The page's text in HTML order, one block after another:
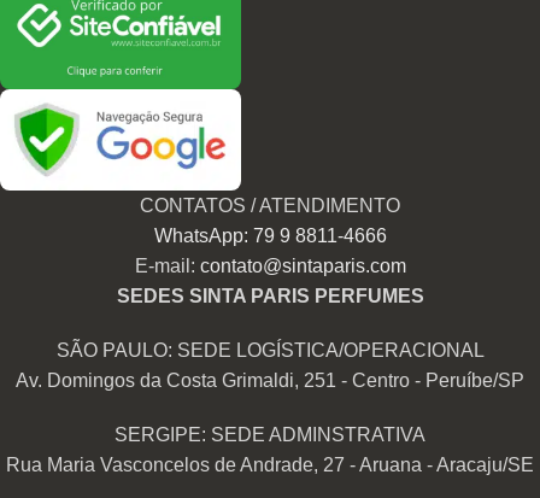
CONTATOS / ATENDIMENTO
WhatsApp: 79 9 8811-4666
E-mail: contato@sintaparis.com
SEDES SINTA PARIS PERFUMES
SÃO PAULO: SEDE LOGÍSTICA/OPERACIONAL
Av. Domingos da Costa Grimaldi, 251 - Centro - Peruíbe/SP
SERGIPE: SEDE ADMINSTRATIVA
Rua Maria Vasconcelos de Andrade, 27 - Aruana - Aracaju/SE